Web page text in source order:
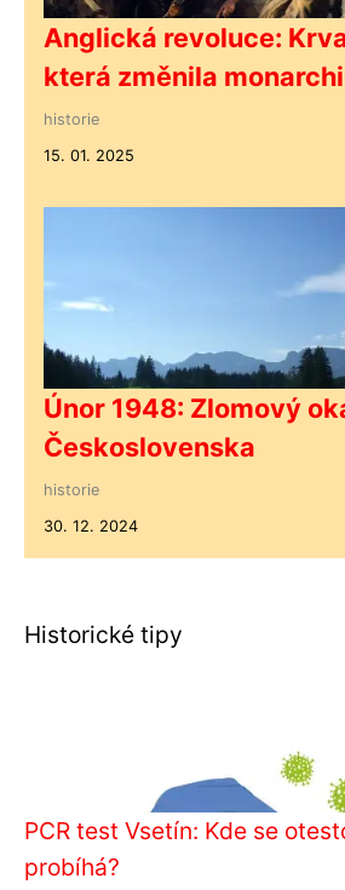
Anglická revoluce:
která změnila
historie
15. 01. 2025
Únor 1948: Zlomový
Československa
historie
30. 12. 2024
Historické tipy
PCR test Vsetín: Kde se
probíhá?